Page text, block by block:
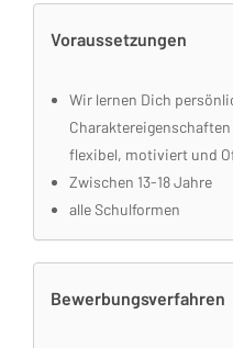
Voraussetzungen
Wir lernen Dich
flexibel, motiviert und
Zwischen 13-18 Jahre
alle Schulformen
Bewerbungsverfahren